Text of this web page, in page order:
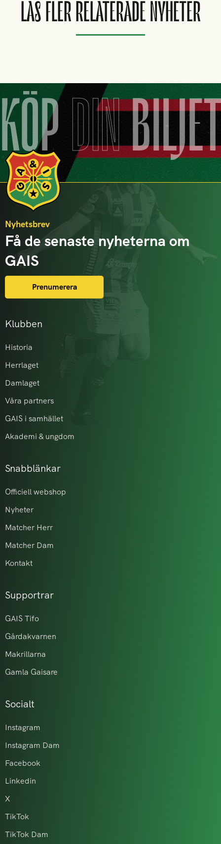
LÄS FLER RELATERADE NYHETER
KÖPDIN
Klubben
Historia
Herrlaget
Damlaget
Våra partners
GAIS i samhället
Akademi & ungdom
Snabblänkar
Officiell webshop
Nyheter
Matcher Herr
Matcher Dam
Kontakt
Supportrar
GAIS Tifo
Gårdakvarnen
Makrillarna
Gamla Gaisare
Socialt
Instagram
Instagram Dam
Facebook
Linkedin
X
TikTok
TikTok Dam
Nyhetsbrev
Få de senaste nyheterna om
GAIS
Prenumerera